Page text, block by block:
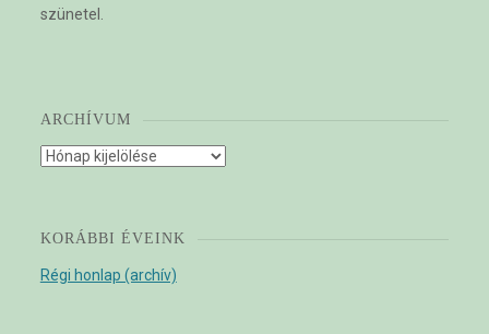
szünetel.
ARCHÍVUM
Archívum
KORÁBBI ÉVEINK
Régi honlap (archív)